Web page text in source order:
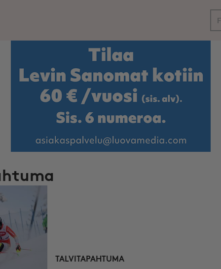
TALVITAPAHTUMA